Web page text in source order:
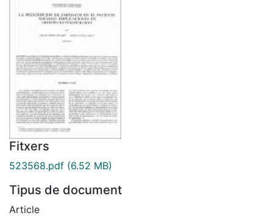
Fitxers
523568.pdf (6.52 MB)
Tipus de document
Article